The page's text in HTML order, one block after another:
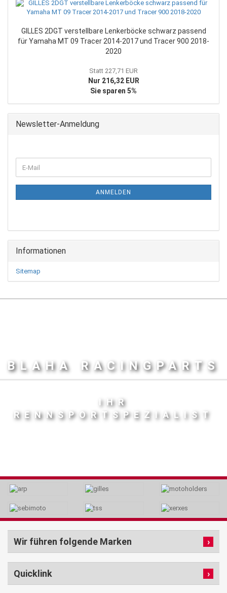
GILLES 2DGT verstellbare Lenkerböcke schwarz passend
für Yamaha MT 09 Tracer 2014-2017 und Tracer 900 2018-
2020
Statt 227,71 EUR
Nur 216,32 EUR
Sie sparen 5%
Newsletter-Anmeldung
ZUR
E-
Mail
ANMELDEN
Informationen
Sitemap
BLAHA RACINGPARTS
IHR
RENNSPORTSPEZIALIST
Wir führen folgende Marken
Quicklink